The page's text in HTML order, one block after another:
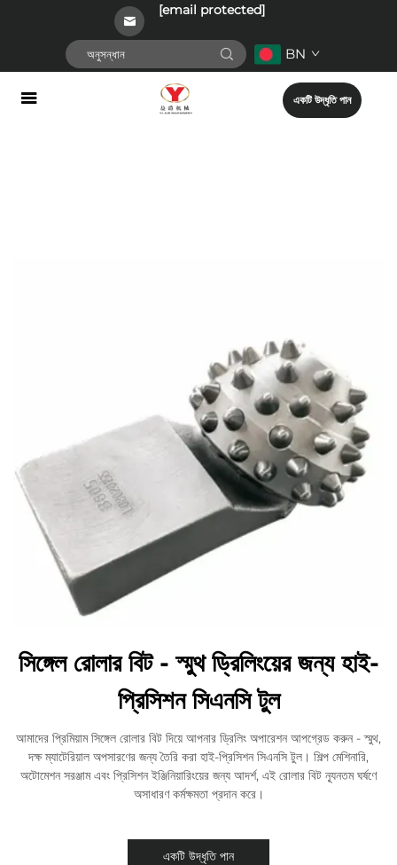
[email protected]
BN
একটি উদ্ধৃতি পান
সিঙ্গেল রোলার বিট - স্মুথ ড্রিলিংয়ের জন্য হাই-
প্রিসিশন সিএনসি টুল
আমাদের প্রিমিয়াম সিঙ্গেল রোলার বিট দিয়ে আপনার ড্রিলিং অপারেশন আপগ্রেড করুন - স্মুথ,
দক্ষ ম্যাটেরিয়াল অপসারণের জন্য তৈরি করা হাই-প্রিসিশন সিএনসি টুল। শিল্প মেশিনারি,
অটোমেশন সরঞ্জাম এবং প্রিসিশন ইঞ্জিনিয়ারিংয়ের জন্য আদর্শ, এই রোলার বিট ন্যূনতম ঘর্ষণে
অসাধারণ কর্মক্ষমতা প্রদান করে।
একটি উদ্ধৃতি পান